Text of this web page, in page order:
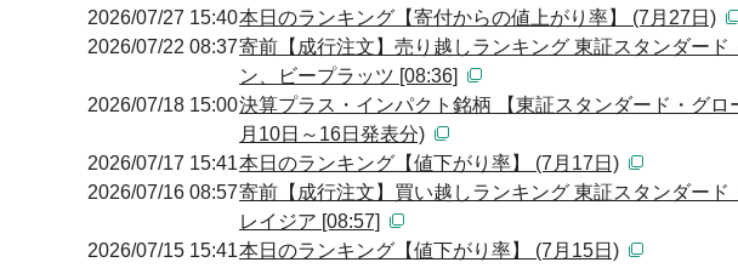
2026/07/27 15:40本日のランキング【寄付からの値上がり率】 (7月27日)
2026/07/22 08:37寄前【成行注文】売り越しランキング 東証スタンダー
ン、ビープラッツ [08:36]
2026/07/18 15:00決算プラス・インパクト銘柄 【東証スタンダード・グ
月10日～16日発表分)
2026/07/17 15:41本日のランキング【値下がり率】 (7月17日)
2026/07/16 08:57寄前【成行注文】買い越しランキング 東証スタンダー
レイジア [08:57]
2026/07/15 15:41本日のランキング【値下がり率】 (7月15日)